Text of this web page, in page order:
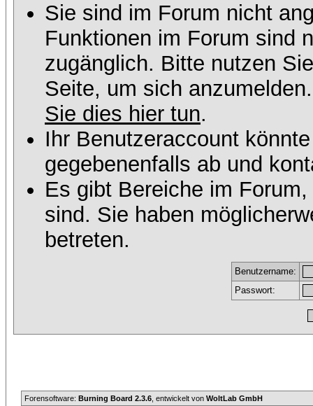
Sie sind im Forum nicht
Funktionen im Forum sind
zugänglich. Bitte nutzen
Seite, um sich
Sie dies hier tun.
Ihr Benutzeraccount
gegebenenfalls ab und
Es gibt Bereiche im
sind. Sie haben
betreten.
Benutzername:
Passwort:
Forensoftware: Burning Board 2.3.6 , entwickelt von WoltLab GmbH